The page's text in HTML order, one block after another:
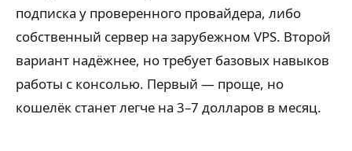
подписка у проверенного провайдера, либо
собственный сервер на зарубежном VPS. Второй
вариант надёжнее, но требует базовых навыков
работы с консолью. Первый — проще, но
кошелёк станет легче на 3–7 долларов в месяц.